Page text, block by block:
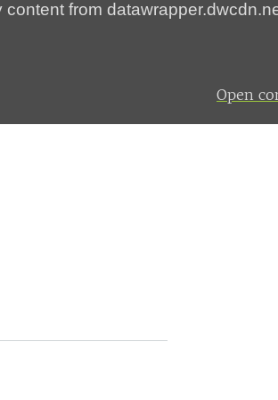
content from
Open